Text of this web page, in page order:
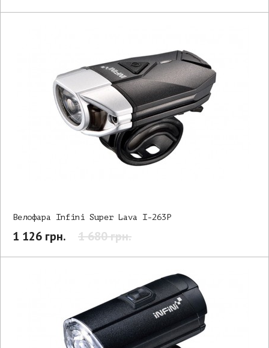
Велофара Infini Super Lava I-263P
1 126 грн. 1 680 грн.